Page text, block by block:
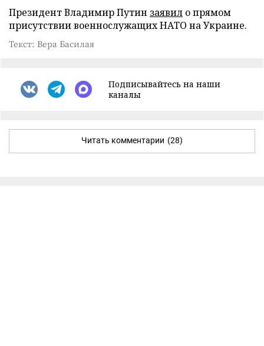
Президент Владимир Путин заявил о прямом
присутствии военнослужащих НАТО на Украине.
Текст: Вера Басилая
Подписывайтесь на наши
каналы
Читать комментарии (28)